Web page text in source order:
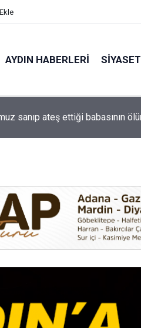
AYDIN HABERLERI SIYASET
Aydın kurucu yönetimi belli oldu